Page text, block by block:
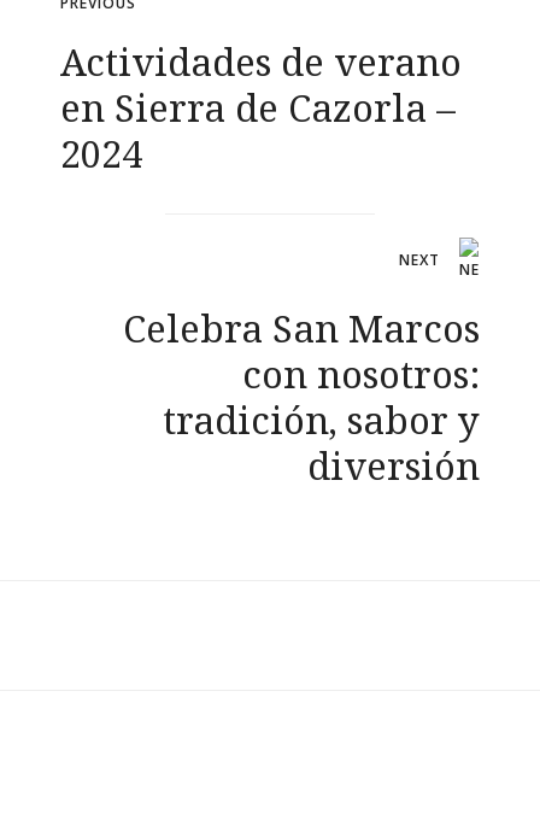
de
entradas
Actividades de verano
en Sierra de Cazorla –
2024
NEXT
Celebra San Marcos
con nosotros:
tradición, sabor y
diversión